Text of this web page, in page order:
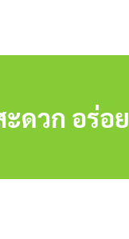
ะดวก อร่อย